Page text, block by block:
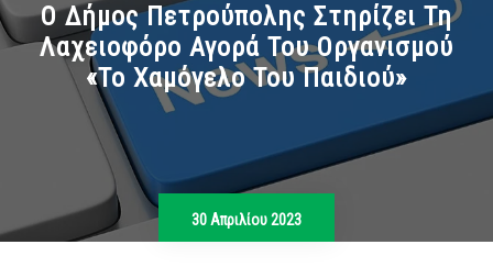
Ο Δήμος Πετρούπολης Στηρίζει Τη
Λαχειοφόρο Αγορά Του Οργανισμού
«Το Χαμόγελο Του Παιδιού»
30 Απριλίου 2023